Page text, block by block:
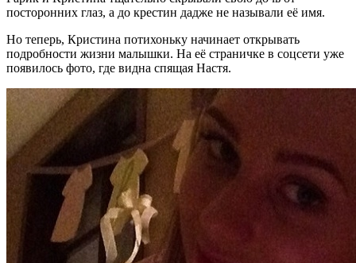
посторонних глаз, а до крестин дадже не называли её имя.
Но теперь, Кристина потихоньку начинает открывать
подробности жизни малышки. На её страничке в соцсети уже
появилось фото, где видна спящая Настя.